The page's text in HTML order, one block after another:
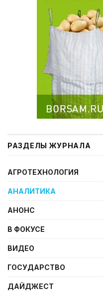
РАЗДЕЛЫ ЖУРНАЛА
АГРОТЕХНОЛОГИЯ
АНАЛИТИКА
АНОНС
В ФОКУСЕ
ВИДЕО
ГОСУДАРСТВО
ДАЙДЖЕСТ